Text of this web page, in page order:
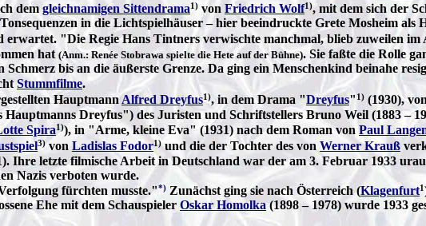
dem gleichnamigen Sittendrama1) von Friedrich Wolf1), mit dem sich der
in die Lichtspielhäuser – hier beeindruckte Grete Mosheim
erwartet. "Die Regie Hans Tintners verwischte manchmal, blieb zuweilen
hat (Anm.: Renée Stobrawa spielte die Hete auf der Bühne). Sie faßte die Rolle
bis an die äußerste Grenze. Da ging ein Menschenkind beinahe
Stummfilme.
HauptmannAlfred Dreyfus1), in dem Drama "Dreyfus" 1) (1930),
Dreyfus") des Juristen und Schriftstellers Bruno Weil (1883 –
Spira1)), in "Arme, kleine Eva" (1931) nach dem Roman von Paul
3)von Ladislas Fodor1)und die der Tochter des von Werner Krauß
Ihre letzte filmische Arbeit in Deutschland war der am 3. Februar 1933
Nazis verboten wurde.
fürchten musste."*) Zunächst ging sie nach Österreich (Klagenfurt1
Ehe mit dem Schauspieler Oskar Homolka(1898 – 1978) wurde 1933